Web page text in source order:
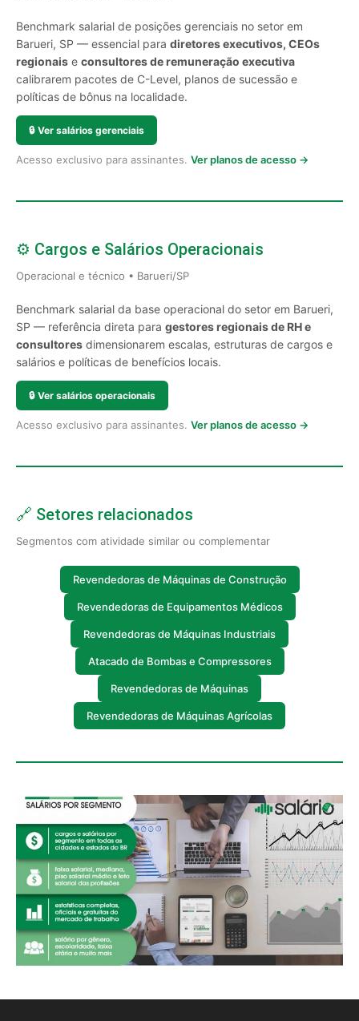
Benchmark salarial de posições gerenciais no setor em
Barueri, SP — essencial para diretores executivos, CEOs
regionais e consultores de remuneração executiva
calibrarem pacotes de C-Level, planos de sucessão e
políticas de bônus na localidade.
🔒 Ver salários gerenciais
Acesso exclusivo para assinantes. Ver planos de acesso →
⚙️ Cargos e Salários Operacionais
Operacional e técnico • Barueri/SP
Benchmark salarial da base operacional do setor em Barueri,
SP — referência direta para gestores regionais de RH e
consultores dimensionarem escalas, estruturas de cargos e
salários e políticas de benefícios locais.
🔒 Ver salários operacionais
Acesso exclusivo para assinantes. Ver planos de acesso →
🔗 Setores relacionados
Segmentos com atividade similar ou complementar
Revendedoras de Máquinas de Construção
Revendedoras de Equipamentos Médicos
Revendedoras de Máquinas Industriais
Atacado de Bombas e Compressores
Revendedoras de Máquinas
Revendedoras de Máquinas Agrícolas